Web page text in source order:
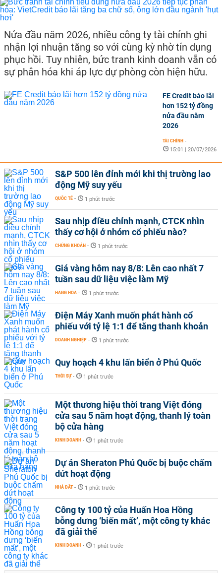
Nửa đầu năm 2026, nhiều công ty tài chính ghi
nhận lợi nhuận tăng so với cùng kỳ nhờ tín dụng
phục hồi. Tuy nhiên, bức tranh kinh doanh vẫn có
sự phân hóa khi áp lực dự phòng còn hiện hữu.
FE Credit báo lãi
hơn 152 tỷ đồng
nửa đầu năm
2026
TÀI CHÍNH -
15:01 | 20/07/2026
S&P 500 lên đỉnh mới khi thị trường lao
động Mỹ suy yếu
QUỐC TẾ - 1 phút trước
Sau nhịp điều chỉnh mạnh, CTCK nhìn
thấy cơ hội ở nhóm cổ phiếu nào?
CHỨNG KHOÁN - 1 phút trước
Giá vàng hôm nay 8/8: Lên cao nhất 7
tuần sau dữ liệu việc làm Mỹ
HÀNG HÓA - 1 phút trước
Điện Máy Xanh muốn phát hành cổ
phiếu với tỷ lệ 1:1 để tăng thanh khoản
DOANH NGHIỆP - 1 phút trước
Quy hoạch 4 khu lấn biển ở Phú Quốc
THỜI SỰ - 1 phút trước
Một thương hiệu thời trang Việt đóng
cửa sau 5 năm hoạt động, thanh lý toàn
bộ cửa hàng
KINH DOANH - 1 phút trước
Dự án Sheraton Phú Quốc bị buộc chấm
dứt hoạt động
NHÀ ĐẤT - 1 phút trước
Công ty 100 tỷ của Huấn Hoa Hồng
bỗng dưng ‘biến mất’, một công ty khác
đã giải thể
KINH DOANH - 1 phút trước